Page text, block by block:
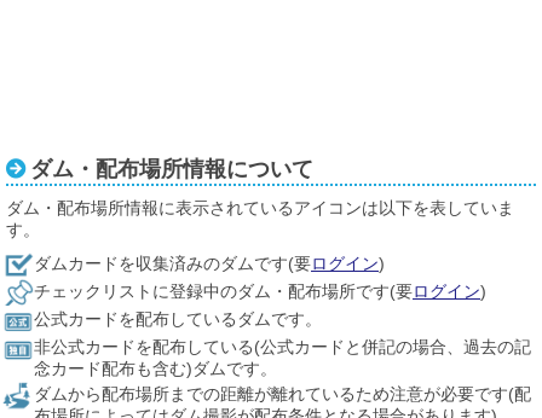
ダム・配布場所情報について
ダム・配布場所情報に表示されているアイコンは以下を表していま
す。
ダムカードを収集済みのダムです(要ログイン)
チェックリストに登録中のダム・配布場所です(要ログイン)
公式カードを配布しているダムです。
非公式カードを配布している(公式カードと併記の場合、過去の記
念カード配布も含む)ダムです。
ダムから配布場所までの距離が離れているため注意が必要です(配